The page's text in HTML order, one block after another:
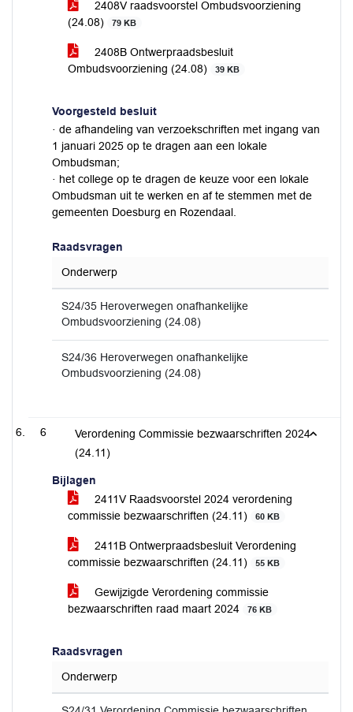
2408V raadsvoorstel Ombudsvoorziening
(24.08)
79 KB
2408B Ontwerpraadsbesluit
Ombudsvoorziening (24.08)
39 KB
Voorgesteld besluit
· de afhandeling van verzoekschriften met ingang van
1 januari 2025 op te dragen aan een lokale
Ombudsman;
· het college op te dragen de keuze voor een lokale
Ombudsman uit te werken en af te stemmen met de
gemeenten Doesburg en Rozendaal.
Raadsvragen
Onderwerp
S24/35 Heroverwegen onafhankelijke
Ombudsvoorziening (24.08)
S24/36 Heroverwegen onafhankelijke
Ombudsvoorziening (24.08)
6
Verordening Commissie bezwaarschriften 2024
(24.11)
Bijlagen
2411V Raadsvoorstel 2024 verordening
commissie bezwaarschriften (24.11)
60 KB
2411B Ontwerpraadsbesluit Verordening
commissie bezwaarschriften (24.11)
55 KB
Gewijzigde Verordening commissie
bezwaarschriften raad maart 2024
76 KB
Raadsvragen
Onderwerp